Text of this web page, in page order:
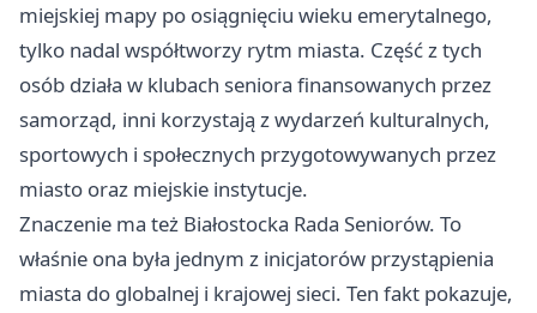
miejskiej mapy po osiągnięciu wieku emerytalnego,
tylko nadal współtworzy rytm miasta. Część z tych
osób działa w klubach seniora finansowanych przez
samorząd, inni korzystają z wydarzeń kulturalnych,
sportowych i społecznych przygotowywanych przez
miasto oraz miejskie instytucje.
Znaczenie ma też Białostocka Rada Seniorów. To
właśnie ona była jednym z inicjatorów przystąpienia
miasta do globalnej i krajowej sieci. Ten fakt pokazuje,